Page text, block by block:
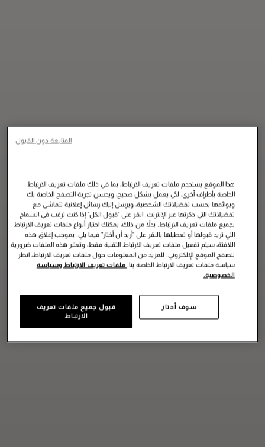
هذا الموقع يستخدم ملفات تعريف الارتباط، بما في ذلك ملفات تعريف الارتباط
الخاصة بأطراف أخرى، لكي يعمل بشكل صحيح، ويحسن تجربة التصفح الخاصة بك
ويوائمها بحسب تفضيلاتك الشخصية، ويرسل إليك رسائل إعلانية تتماشى مع
تفضيلاتك التي ذكرتها عبر الإنترنت. انقر على "قبول الكل" إذا كنت ترغب في السماح
بجميع ملفات تعريف الارتباط. بدلاً من ذلك، يمكنك اختيار أنواع ملفات تعريف الارتباط
التي تريد قبولها أو تعطيلها بالنقر على "أريد أن أختار" فيما يلي. بموجب إغلاق هذه
اللافتة، سيتم تفعيل ملفات تعريف الارتباط التقنية فقط، وتعتبر هذه الملفات ضرورية
لتصفح الموقع الإلكتروني. للمزيد من المعلومات حول ملفات تعريف الارتباط، انظر
سياسة ملفات تعريف الارتباط الخاصة بنا. ملفات تعريف الارتباط وسياسة
الخصوصية.
سوف أختار
قبول جميع ملفات تعريف
الارتباط
المتابعة دون القبول